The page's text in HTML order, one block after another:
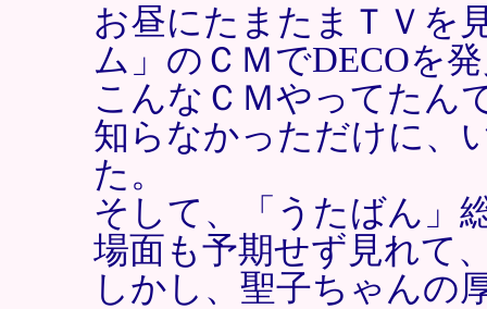
お昼にたまたまＴＶを
ム」のＣＭでDECOを
こんなＣＭやってたん
知らなかっただけに、
た。
そして、「うたばん」
場面も予期せず見れて
しかし、聖子ちゃんの